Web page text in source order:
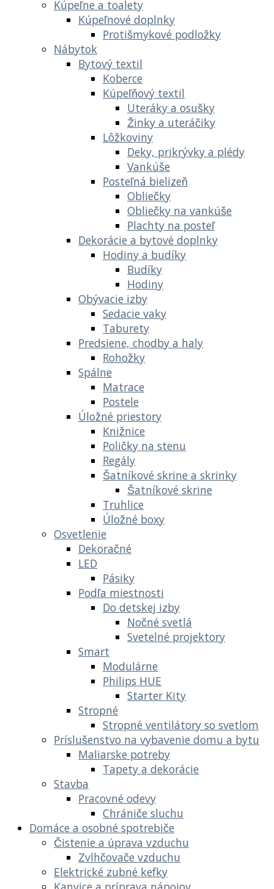
Kúpeľne a toalety
Kúpeľnové doplnky
Protišmykové podložky
Nábytok
Bytový textil
Koberce
Kúpeľňový textil
Uteráky a osušky
Žinky a uteráčiky
Lôžkoviny
Deky, prikrývky a plédy
Vankúše
Posteľná bielizeň
Obliečky
Obliečky na vankúše
Plachty na posteľ
Dekorácie a bytové doplnky
Hodiny a budíky
Budíky
Hodiny
Obývacie izby
Sedacie vaky
Taburety
Predsiene, chodby a haly
Rohožky
Spálne
Matrace
Postele
Úložné priestory
Knižnice
Poličky na stenu
Regály
Šatníkové skrine a skrinky
Šatníkové skrine
Truhlice
Úložné boxy
Osvetlenie
Dekoračné
LED
Pásiky
Podľa miestnosti
Do detskej izby
Nočné svetlá
Svetelné projektory
Smart
Modulárne
Philips HUE
Starter Kity
Stropné
Stropné ventilátory so svetlom
Príslušenstvo na vybavenie domu a bytu
Maliarske potreby
Tapety a dekorácie
Stavba
Pracovné odevy
Chrániče sluchu
Domáce a osobné spotrebiče
Čistenie a úprava vzduchu
Zvlhčovače vzduchu
Elektrické zubné kefky